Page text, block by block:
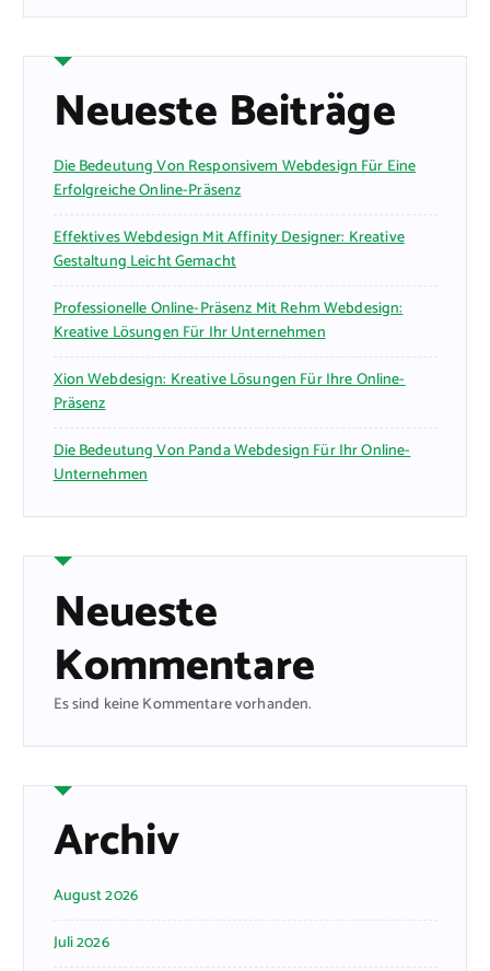
Neueste Beiträge
Die Bedeutung Von Responsivem Webdesign Für Eine
Erfolgreiche Online-Präsenz
Effektives Webdesign Mit Affinity Designer: Kreative
Gestaltung Leicht Gemacht
Professionelle Online-Präsenz Mit Rehm Webdesign:
Kreative Lösungen Für Ihr Unternehmen
Xion Webdesign: Kreative Lösungen Für Ihre Online-
Präsenz
Die Bedeutung Von Panda Webdesign Für Ihr Online-
Unternehmen
Neueste
Kommentare
Es sind keine Kommentare vorhanden.
Archiv
August 2026
Juli 2026